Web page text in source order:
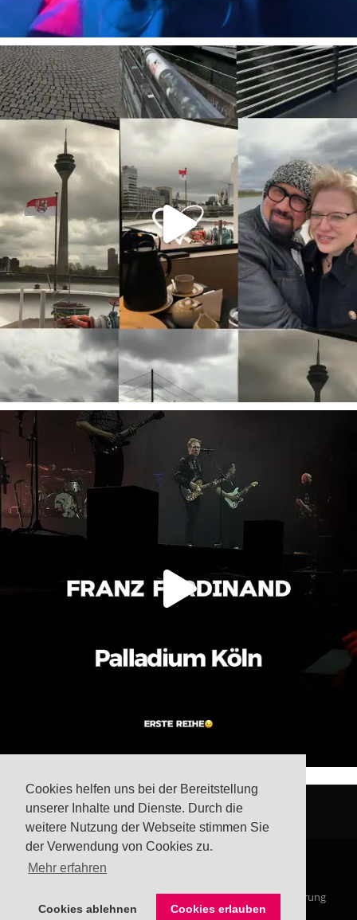
Cookies helfen uns bei der Bereitstellung
unserer Inhalte und Dienste. Durch die
weitere Nutzung der Webseite stimmen Sie
der Verwendung von Cookies zu.
Mehr erfahren
Cookies ablehnen Cookies erlauben
Impressum Datenschutzerklärung